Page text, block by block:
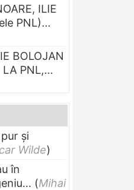
ILIE
PNL)...
BOLOJAN
PNL,...
și
Wilde)
în
(Mihai